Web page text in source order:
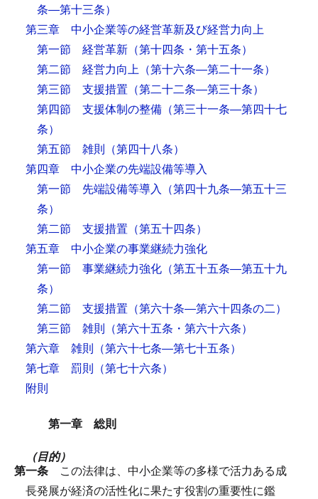
条―第十三条）
第三章 中小企業等の経営革新及び経営力向上
第一節 経営革新 （第十四条・第十五条）
第二節 経営力向上 （第十六条―第二十一条）
第三節 支援措置 （第二十二条―第三十条）
第四節 支援体制の整備 （第三十一条―第四十七
条）
第五節 雑則 （第四十八条）
第四章 中小企業の先端設備等導入
第一節 先端設備等導入 （第四十九条―第五十三
条）
第二節 支援措置 （第五十四条）
第五章 中小企業の事業継続力強化
第一節 事業継続力強化 （第五十五条―第五十九
条）
第二節 支援措置 （第六十条―第六十四条の二）
第三節 雑則 （第六十五条・第六十六条）
第六章 雑則 （第六十七条―第七十五条）
第七章 罰則 （第七十六条）
附則
第一章 総則
（目的）
第一条 この法律は、中小企業等の多様で活力ある成
長発展が経済の活性化に果たす役割の重要性に鑑